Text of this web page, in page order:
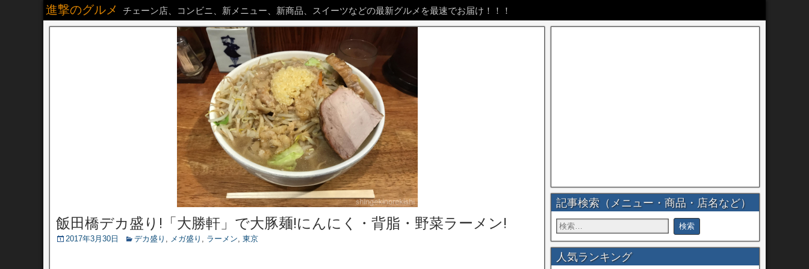
進撃のグルメ チェーン店、コンビニ、新メニュー、新商品、スイーツなどの最新グルメを最速でお届け！！！
飯田橋デカ盛り!「大勝軒」で大豚麺!にんにく・背脂・野菜ラーメン!
2017年3月30日 デカ盛り , メガ盛り , ラーメン, 東京
記事検索（メニュー・商品・店名など）
人気ランキング